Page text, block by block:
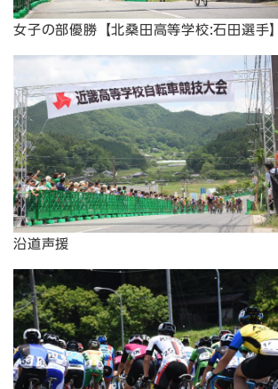
女子の部優勝【北桑田高等学校:石田選手】
沿道声援